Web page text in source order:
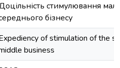
стимулювання
бізнесу
of stimulation of the
business